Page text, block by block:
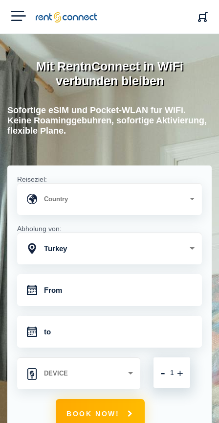
RENT'N
CONNECT
Mit RentnConnect in WiFi
verbunden bleiben
Sofortige eSIM und Pocket-WLAN fur WiFi.
Keine Roaminggebuhren, sofortige Aktivierung,
flexible Plane.
Reiseziel:
Abholung von:
Turkey
+
-
BOOK NOW!